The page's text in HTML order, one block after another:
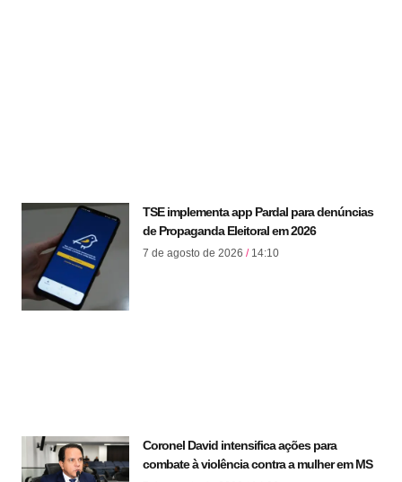
TSE implementa app Pardal para denúncias
de Propaganda Eleitoral em 2026
7 de agosto de 2026 14:10
Coronel David intensifica ações para
combate à violência contra a mulher em MS